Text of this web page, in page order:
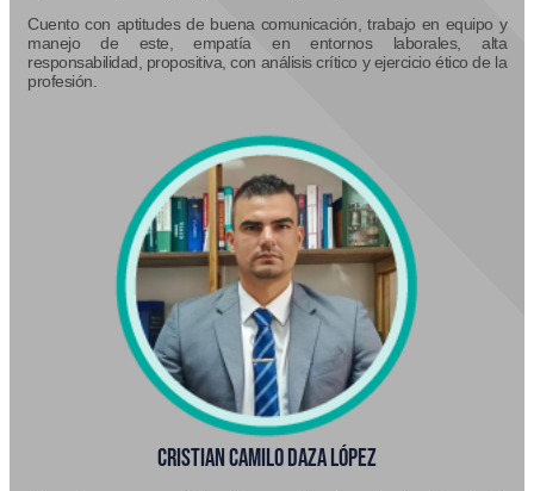
Cuento con aptitudes de buena comunicación, trabajo en equipo y
manejo de este, empatía en entornos laborales, alta
responsabilidad, propositiva, con análisis crítico y ejercicio ético de la
profesión.
CRISTIAN CAMILO DAZA LÓPEZ